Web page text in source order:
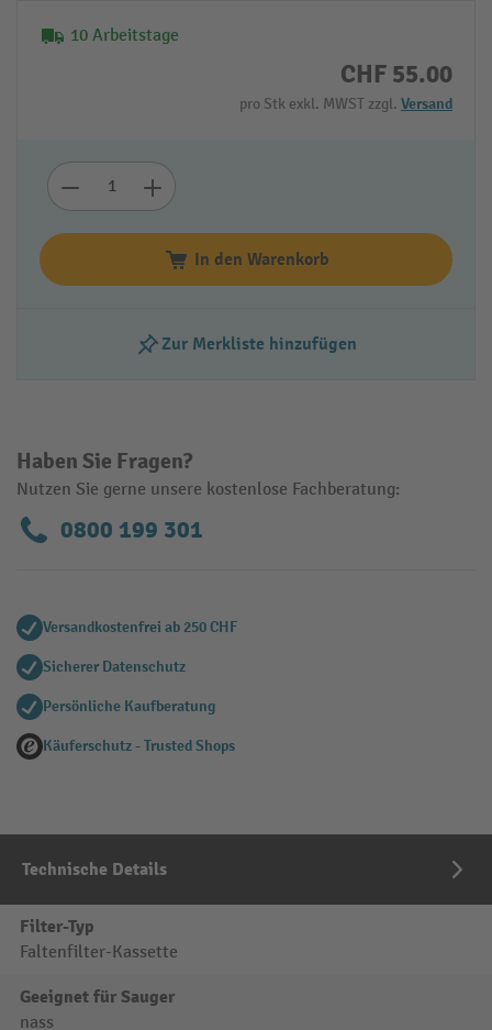
10 Arbeitstage
CHF 55.00
pro Stk exkl. MWST zzgl. Versand
In den Warenkorb
Zur Merkliste hinzufügen
Haben Sie Fragen?
Nutzen Sie gerne unsere kostenlose Fachberatung:
0800 199 301
Versandkostenfrei ab 250 CHF
Sicherer Datenschutz
Persönliche Kaufberatung
Käuferschutz - Trusted Shops
Technische Details
Filter-Typ
Faltenfilter-Kassette
Geeignet für Sauger
nass